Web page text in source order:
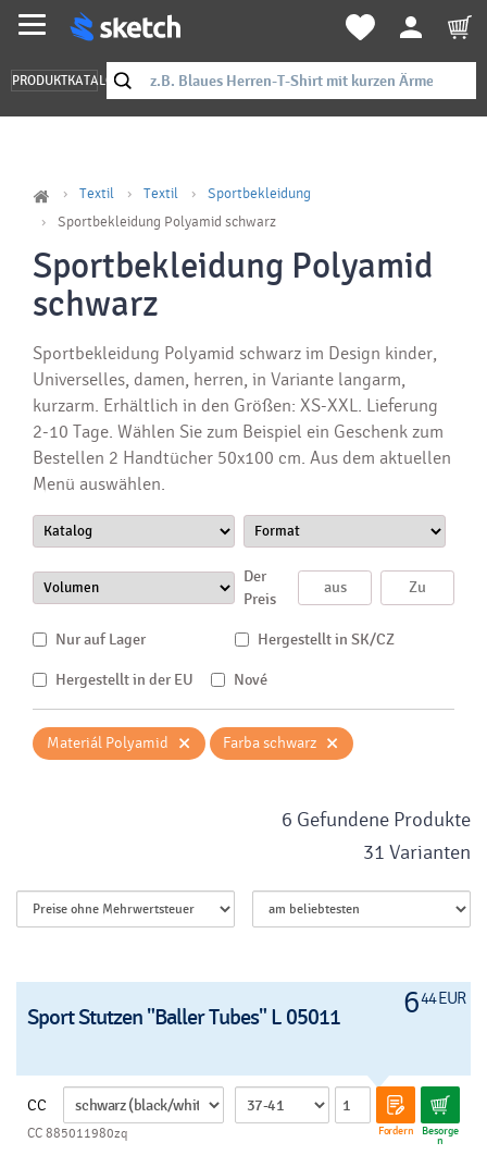
PRODUKTKATALOG
Textil Textil
Sportbekleidung
Sportbekleidung Polyamid schwarz
Sportbekleidung Polyamid
schwarz
Sportbekleidung Polyamid schwarz im Design kinder,
Universelles, damen, herren, in Variante langarm,
kurzarm. Erhältlich in den Größen: XS-XXL. Lieferung
2-10 Tage. Wählen Sie zum Beispiel ein Geschenk zum
Bestellen 2 Handtücher 50x100 cm. Aus dem aktuellen
Menü auswählen.
Der
Preis
Nur auf Lager Hergestellt in SK/CZ
Hergestellt in der EU Nové
Materiál Polyamid × Farba schwarz ×
6 Gefundene Produkte
31 Varianten
644 EUR
Sport Stutzen "Baller Tubes" L 05011
CC
Fordern Besorge
n
CC 885011980zq